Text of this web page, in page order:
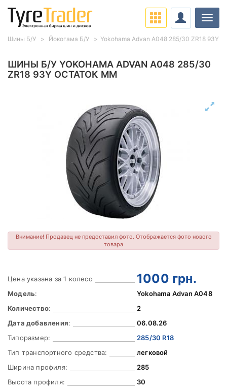
ШИНЫ Б/У YOKOHAMA ADVAN A048 285/30
ZR18 93Y ОСТАТОК ММ
Внимание! Продавец не предоставил фото. Отображается фото нового
товара
Цена указана за 1 колесо 1000 грн.
Модель:
Yokohama Advan A048
Количество:
2
Дата добавления:
06.08.26
Типоразмер:
285/30 R18
Тип транспортного средства:
легковой
Ширина профиля:
285
Высота профиля:
30
Шины Б/У Йокогама Б/У Yokohama Advan A048 285/30 ZR18 93Y